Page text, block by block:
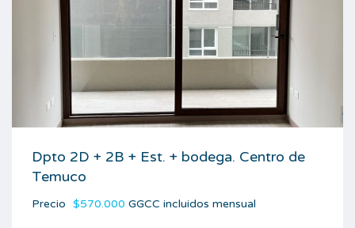
Dpto 2D + 2B + Est. + bodega. Centro de
Temuco
Precio $570.000 GGCC incluidos mensual